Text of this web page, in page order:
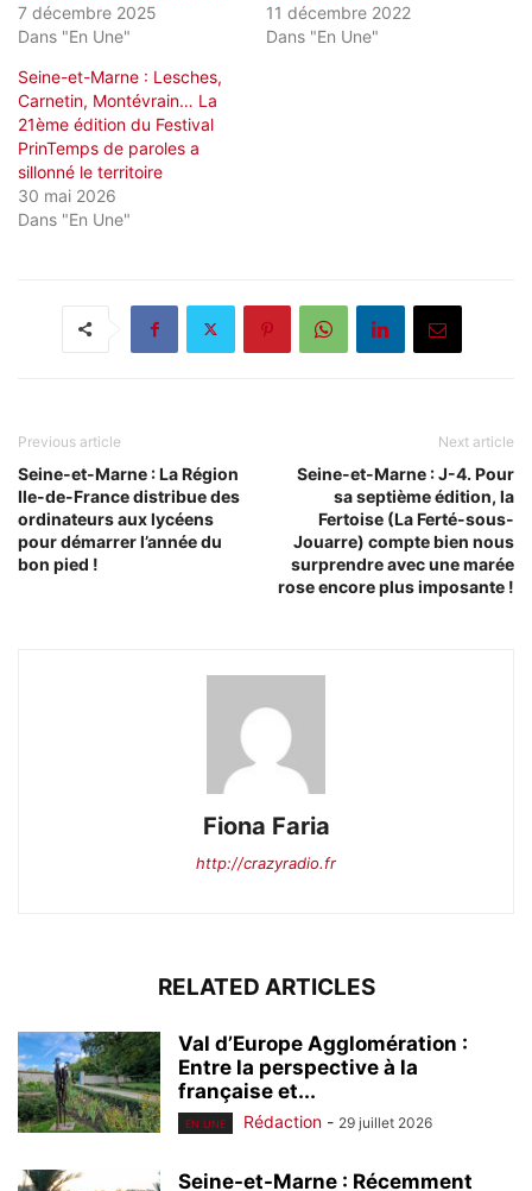
7 décembre 2025
Dans "En Une"
11 décembre 2022
Dans "En Une"
Seine-et-Marne : Lesches,
Carnetin, Montévrain… La
21ème édition du Festival
PrinTemps de paroles a
sillonné le territoire
30 mai 2026
Dans "En Une"
Previous article
Seine-et-Marne : La Région
Ile-de-France distribue des
ordinateurs aux lycéens
pour démarrer l’année du
bon pied !
Next article
Seine-et-Marne : J-4. Pour
sa septième édition, la
Fertoise (La Ferté-sous-
Jouarre) compte bien nous
surprendre avec une marée
rose encore plus imposante !
Fiona Faria
http://crazyradio.fr
RELATED ARTICLES
Val d’Europe Agglomération :
Entre la perspective à la
française et...
EN UNE Rédaction - 29 juillet 2026
Seine-et-Marne : Récemment